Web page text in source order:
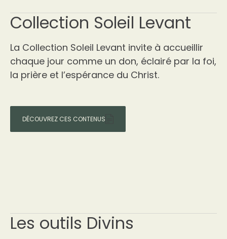
Collection Soleil Levant
La Collection Soleil Levant invite à accueillir
chaque jour comme un don, éclairé par la foi,
la prière et l’espérance du Christ.
DÉCOUVREZ CES CONTENUS
Les outils Divins